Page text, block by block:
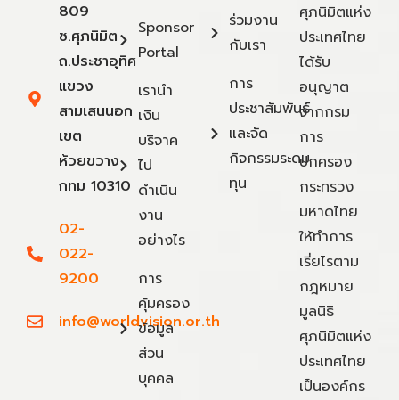
809
ซ.ศุภนิมิต
ถ.ประชาอุทิศ
แขวง
สามเสนนอก
เขต
ห้วยขวาง
กทม 10310
02-
022-
9200
info@worldvision.or.th
Sponsor
Portal
เรานำ
เงิน
บริจาค
ไป
ดำเนิน
งาน
อย่างไร
การ
คุ้มครอง
ข้อมูล
ส่วน
บุคคล
ร่วมงาน
กับเรา
การ
ประชาสัมพันธ์
และจัด
กิจกรรมระดม
ทุน
ศุภนิมิตแห่ง
ประเทศไทย
ได้รับ
อนุญาต
จากกรม
การ
ปกครอง
กระทรวง
มหาดไทย
ให้ทำการ
เรี่ยไรตาม
กฎหมาย
มูลนิธิ
ศุภนิมิตแห่ง
ประเทศไทย
เป็นองค์กร